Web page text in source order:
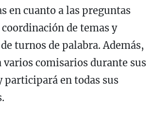
en cuanto a las preguntas
de temas y
turnos de palabra. Además,
comisarios durante sus
participará en todas sus